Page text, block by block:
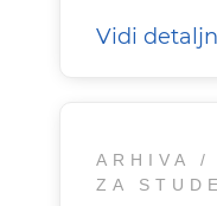
Vidi
ARHIVA /
ZA